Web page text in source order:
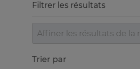
Filtrer les résultats
Trier par